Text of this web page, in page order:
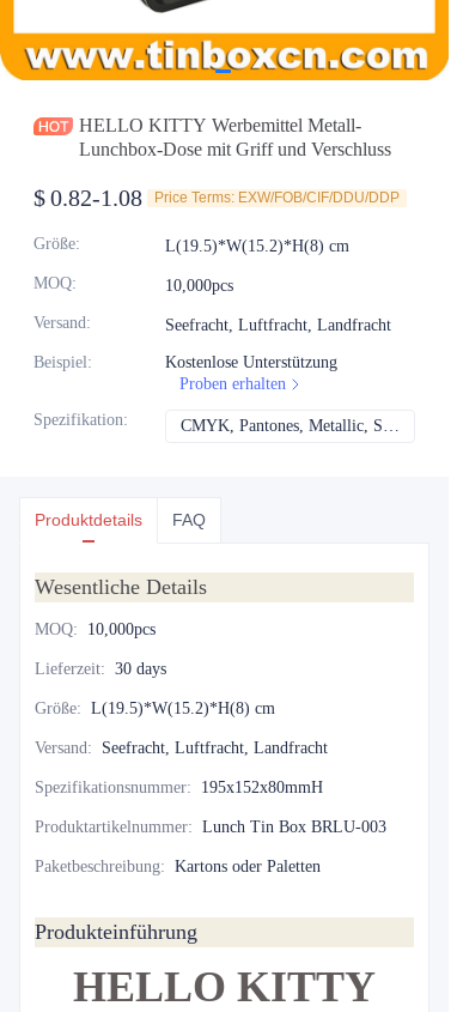
HELLO KITTY Werbemittel Metall-
Lunchbox-Dose mit Griff und Verschluss
$0.82-1.08 Price Terms: EXW/FOB/CIF/DDU/DDP
Größe: L(19.5)*W(15.2)*H(8) cm
MOQ: 10,000pcs
Versand: Seefracht, Luftfracht, Landfracht
Beispiel:
Kostenlose Unterstützung
Proben erhalten
Spezifikation: CMYK, Pantones, Metallic, Sonderfarbe usw.
Produktdetails FAQ
Wesentliche Details
MOQ: 10,000pcs
Lieferzeit: 30 days
Größe: L(19.5)*W(15.2)*H(8) cm
Versand: Seefracht, Luftfracht, Landfracht
Spezifikationsnummer: 195x152x80mmH
Produktartikelnummer: Lunch Tin Box BRLU-003
Paketbeschreibung: Kartons oder Paletten
Produkteinführung
HELLO KITTY
Nachrichten